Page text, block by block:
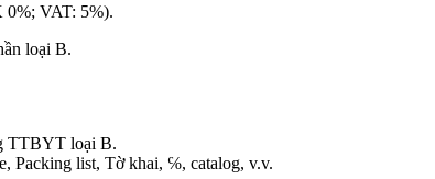
0%; VAT: 5%).
loại B.
TTBYT loại B.
Packing list, Tờ khai, ℅, catalog, v.v.